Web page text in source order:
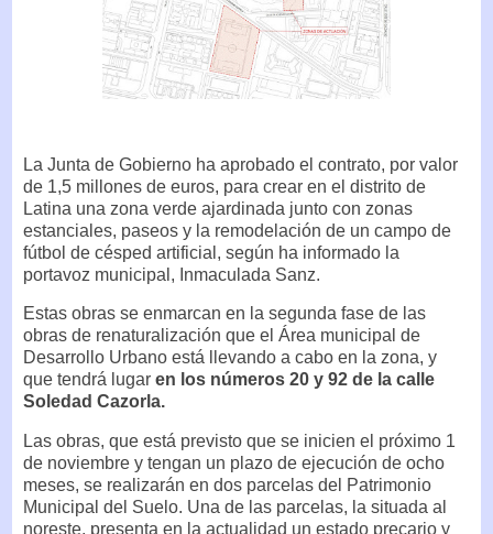
La Junta de Gobierno ha aprobado el contrato, por valor
de 1,5 millones de euros, para crear en el distrito de
Latina una zona verde ajardinada junto con zonas
estanciales, paseos y la remodelación de un campo de
fútbol de césped artificial, según ha informado la
portavoz municipal, Inmaculada Sanz.
Estas obras se enmarcan en la segunda fase de las
obras de renaturalización que el Área municipal de
Desarrollo Urbano está llevando a cabo en la zona, y
que tendrá lugar en los números 20 y 92 de la calle
Soledad Cazorla.
Las obras, que está previsto que se inicien el próximo 1
de noviembre y tengan un plazo de ejecución de ocho
meses, se realizarán en dos parcelas del Patrimonio
Municipal del Suelo. Una de las parcelas, la situada al
noreste, presenta en la actualidad un estado precario y